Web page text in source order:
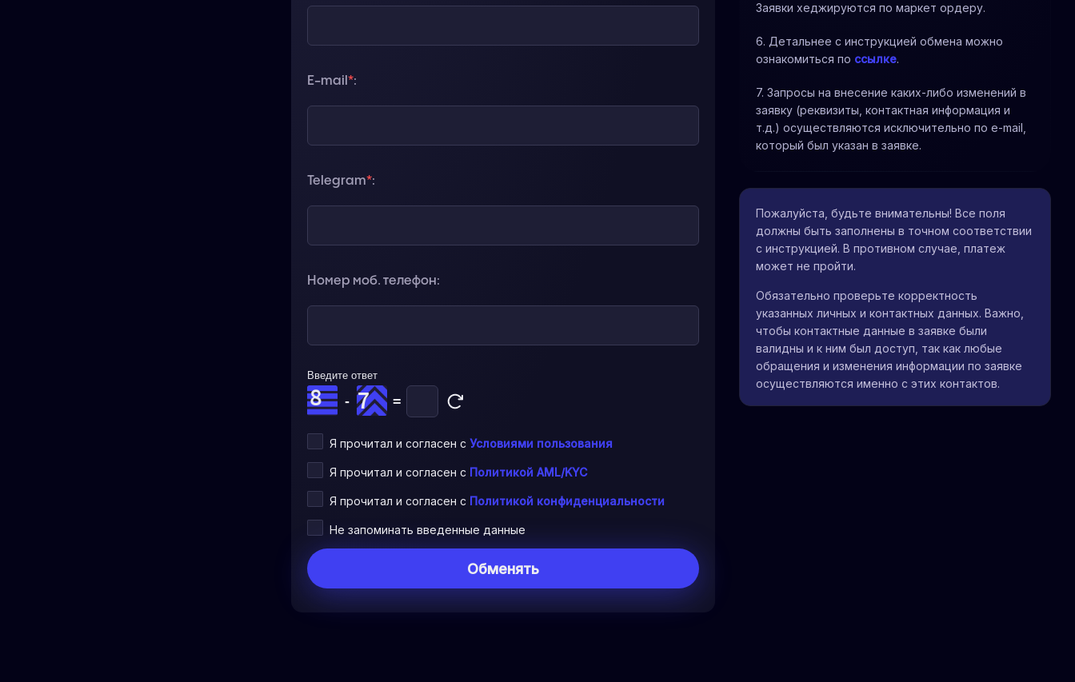
E-mail*:
Telegram*:
Номер моб. телефон:
Введите ответ
- =
Я прочитал и согласен сУсловиями пользования
Я прочитал и согласен с Политикой AML/KYC
Я прочитал и согласен с Политикой конфиденциальности
Не запоминать введенные данные
Заявки хеджируются по маркет ордеру.
6. Детальнее с инструкцией обмена можно
ознакомиться по ссылке.
7. Запросы на внесение каких-либо изменений в
заявку (реквизиты, контактная информация и
т.д.) осуществляются исключительно по e-mail,
который был указан в заявке.
Пожалуйста, будьте внимательны! Все поля
должны быть заполнены в точном соответствии
с инструкцией. В противном случае, платеж
может не пройти.
Обязательно проверьте корректность
указанных личных и контактных данных. Важно,
чтобы контактные данные в заявке были
валидны и к ним был доступ, так как любые
обращения и изменения информации по заявке
осуществляются именно с этих контактов.